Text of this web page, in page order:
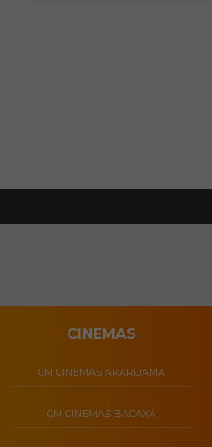
CINEMAS
CM CINEMAS ARARUAMA
CM CINEMAS BACAXÁ